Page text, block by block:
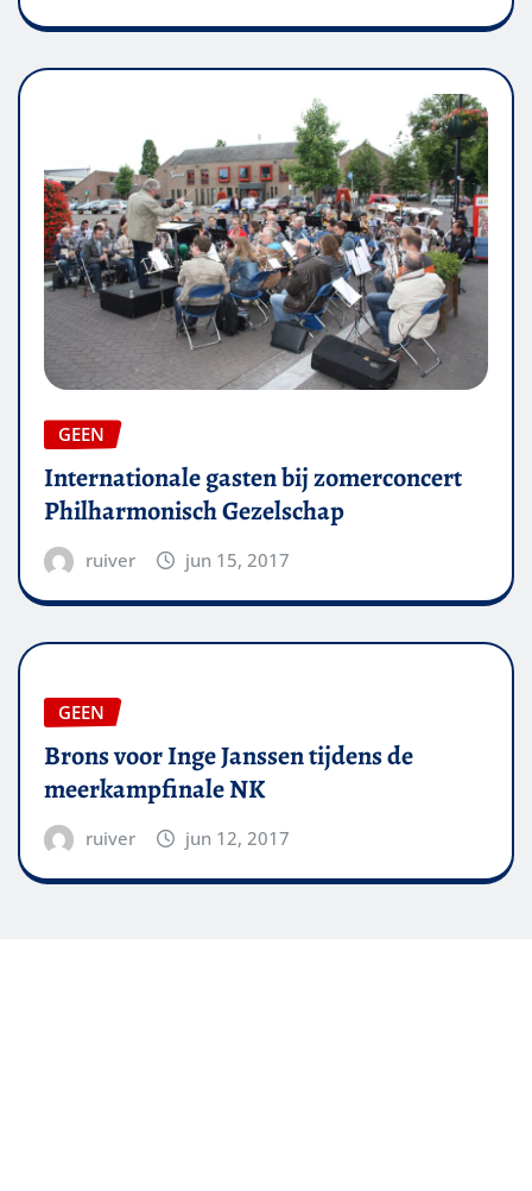
GEEN
Internationale gasten bij zomerconcert
Philharmonisch Gezelschap
ruiver jun 15, 2017
GEEN
Brons voor Inge Janssen tijdens de
meerkampfinale NK
ruiver jun 12, 2017